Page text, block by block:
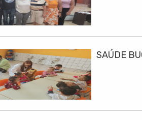
SAÚDE